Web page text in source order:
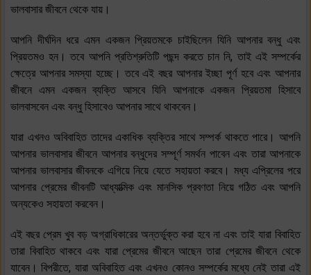
ভালবাসার জীবনে থেকে যায়।
আপনি দীর্ঘদিন ধরে এমন একজন প্রিয়তমকে চাইছিলেন যিনি আপনার বন্ধু এবং
প্রিয়তমও হন। তবে আপনি প্রতিশ্রুতিটি পছন্দ করতে চান নি, তাই এই সম্পর্কের
ক্ষেত্রে আপনার সমস্যা হচ্ছে। তবে এই বছর আপনার ইচ্ছা পূর্ণ হবে এবং আপনার
জীবনে এমন একজন ব্যক্তি আসবে যিনি আপনাকে একজন প্রিয়তমা হিসাবে
ভালবাসবেন এবং বন্ধু হিসাবেও আপনার সাথে থাকবেন।
যারা এখনও অবিবাহিত তাদের একাধিক ব্যক্তির সাথে সম্পর্ক থাকতে পারে। আপনি
আপনার ভালবাসার জীবনে আপনার বন্ধুদের সম্পূর্ণ সমর্থন পাবেন এবং তারা আপনাকে
আপনার ভালবাসার জীবনকে এগিয়ে নিয়ে যেতে সহায়তা করবে। মধ্য এপ্রিলের পরে
আপনার প্রেমের জীবনটি আধ্যাত্মিক এবং মানসিক প্রবণতা নিয়ে গঠিত এবং আপনি
অন্যকেও সহায়তা করবেন।
এই বছর প্রেম খুব বড় অগ্রাধিকারের অন্তর্ভুক্ত করা হবে না এবং তাই যারা বিবাহিত
তারা বিবাহিত থাকবে এবং যারা প্রেমের জীবনে আছেন তারা প্রেমের জীবনে থেকে
যাবেন। বিপরীতে, যারা অবিবাহিত এবং এখনও কোনও সম্পর্কের মধ্যে নেই তারা এই